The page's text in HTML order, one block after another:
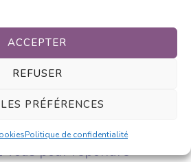
ACCEPTER
REFUSER
PRÉFÉRENCES
Politique de confidentialité
dead or alive
le redis encore une fois les
vous pour répondre